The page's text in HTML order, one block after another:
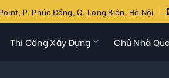
P. Phúc Đồng, Q. Long Biên, Hà Nội
Thi Công Xây Dựng Chủ Nhà